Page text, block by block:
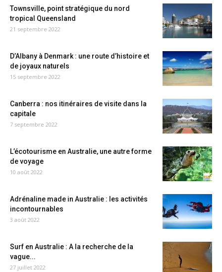
Townsville, point stratégique du nord
tropical Queensland
21 septembre 2022
D’Albany à Denmark : une route d’histoire et
de joyaux naturels
15 septembre 2022
Canberra : nos itinéraires de visite dans la
capitale
7 septembre 2022
L’écotourisme en Australie, une autre forme
de voyage
10 août 2022
Adrénaline made in Australie : les activités
incontournables
3 août 2022
Surf en Australie : A la recherche de la
vague...
27 juillet 2022